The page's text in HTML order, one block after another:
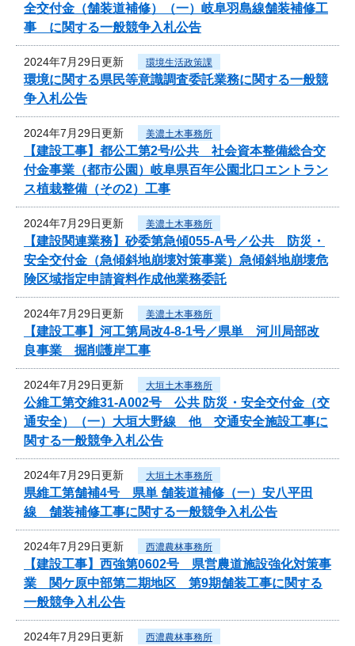
全交付金（舗装道補修）（一）岐阜羽島線舗装補修工
事 に関する一般競争入札公告
2024年7月29日更新 環境生活政策課
環境に関する県民等意識調査委託業務に関する一般競
争入札公告
2024年7月29日更新 美濃土木事務所
【建設工事】都公工第2号/公共 社会資本整備総合交
付金事業（都市公園）岐阜県百年公園北口エントラン
ス植栽整備（その2）工事
2024年7月29日更新 美濃土木事務所
【建設関連業務】砂委第急傾055-A号／公共 防災・
安全交付金（急傾斜地崩壊対策事業）急傾斜地崩壊危
険区域指定申請資料作成他業務委託
2024年7月29日更新 美濃土木事務所
【建設工事】河工第局改4-8-1号／県単 河川局部改
良事業 掘削護岸工事
2024年7月29日更新 大垣土木事務所
公維工第交維31-A002号 公共 防災・安全交付金（交
通安全）（一）大垣大野線 他 交通安全施設工事に
関する一般競争入札公告
2024年7月29日更新 大垣土木事務所
県維工第舗補4号 県単 舗装道補修（一）安八平田
線 舗装補修工事に関する一般競争入札公告
2024年7月29日更新 西濃農林事務所
【建設工事】西強第0602号 県営農道施設強化対策事
業 関ケ原中部第二期地区 第9期舗装工事に関する
一般競争入札公告
2024年7月29日更新 西濃農林事務所